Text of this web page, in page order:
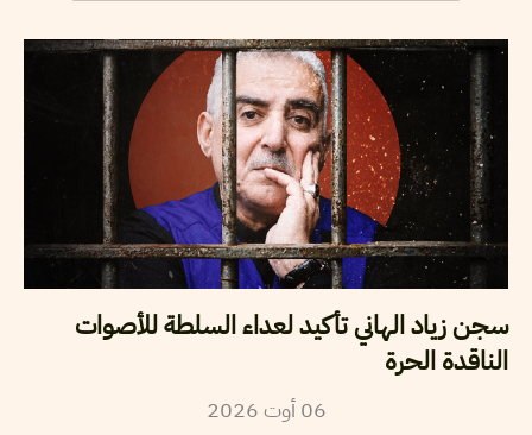
سجن زياد الهاني تأكيد لعداء السلطة للأصوات
الناقدة الحرة
06 أوت2026